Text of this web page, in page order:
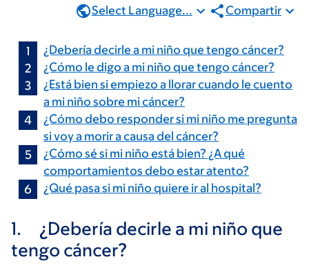
Select Language... Compartir
¿Debería decirle a mi niño que tengo cáncer?
¿Cómo le digo a mi niño que tengo cáncer?
¿Está bien si empiezo a llorar cuando le cuento
a mi niño sobre mi cáncer?
¿Cómo debo responder si mi niño me pregunta
si voy a morir a causa del cáncer?
¿Cómo sé si mi niño está bien? ¿A qué
comportamientos debo estar atento?
¿Qué pasa si mi niño quiere ir al hospital?
1.
¿Debería decirle a mi niño que
tengo cáncer?